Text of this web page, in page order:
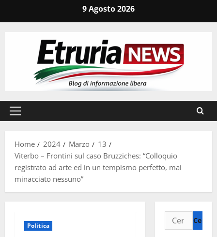
9 Agosto 2026
Menu
Home
2024 Marzo
13
Viterbo – Frontini sul caso Bruzziches: “Colloquio
registrato ad arte ed in un tempismo perfetto, mai
minacciato nessuno”
Politica
Ricerca
per: